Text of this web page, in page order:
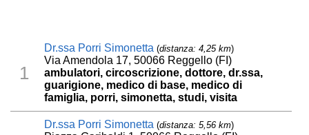
1
Dr.ssa Porri Simonetta (distanza: 4,25 km)
Via Amendola 17, 50066 Reggello (FI)
ambulatori, circoscrizione, dottore, dr.ssa,
guarigione, medico di base, medico di
famiglia, porri, simonetta, studi, visita
Dr.ssa Porri Simonetta (distanza: 5,56 km)